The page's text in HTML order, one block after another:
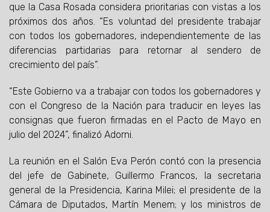
que la Casa Rosada considera prioritarias con vistas a los
próximos dos años. “Es voluntad del presidente trabajar
con todos los gobernadores, independientemente de las
diferencias partidarias para retornar al sendero de
crecimiento del país”.
“Este Gobierno va a trabajar con todos los gobernadores y
con el Congreso de la Nación para traducir en leyes las
consignas que fueron firmadas en el Pacto de Mayo en
julio del 2024”, finalizó Adorni.
La reunión en el Salón Eva Perón contó con la presencia
del jefe de Gabinete, Guillermo Francos, la secretaria
general de la Presidencia, Karina Milei; el presidente de la
Cámara de Diputados, Martín Menem; y los ministros de